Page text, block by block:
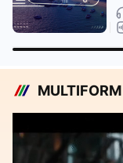
MULTIFORM